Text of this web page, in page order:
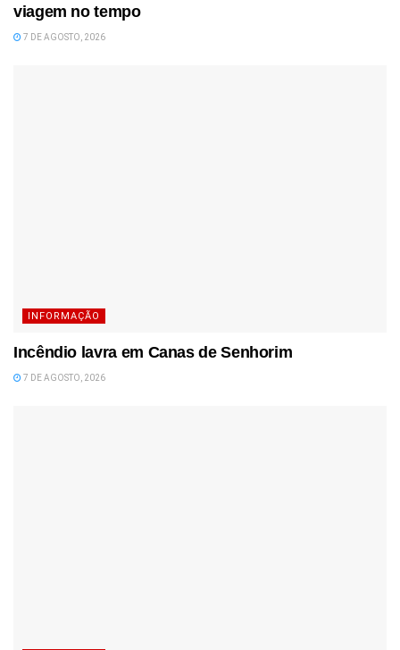
viagem no tempo
7 DE AGOSTO, 2026
INFORMAÇÃO
Incêndio lavra em Canas de Senhorim
7 DE AGOSTO, 2026